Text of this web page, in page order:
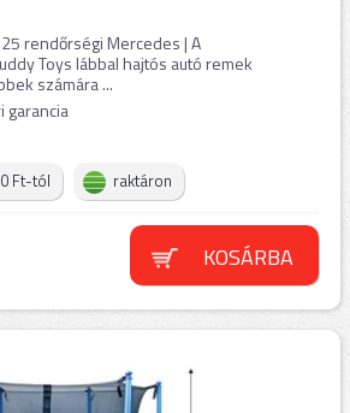
rendőrségi Mercedes | A
Toys lábbal hajtós autó remek
számára ...
garancia
Ft-tól raktáron
KOSÁRBA